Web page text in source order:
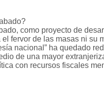
como proyecto de
fervor de las masas ni su
nacional” ha quedado
de una mayor
con recursos fiscales